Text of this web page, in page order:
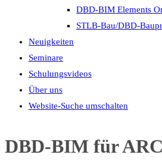
DBD-BIM Elements
STLB-Bau/DBD-
Neuigkeiten
Seminare
Schulungsvideos
Über uns
Website-Suche umschalten
DBD-BIM für